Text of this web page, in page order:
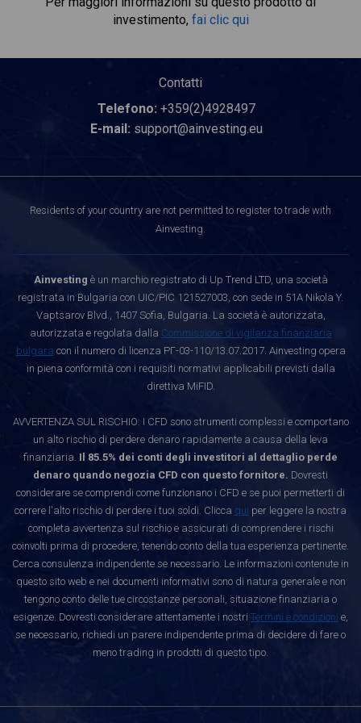
investimento, fai clic qui
Contatti
Telefono: +359(2)4928497
E-mail: support@ainvesting.eu
Residents of your country are not permitted to register to trade with
Ainvesting.
Ainvesting è un marchio registrato di Up Trend LTD, una società
registrata in Bulgaria con UIC/PIC 121527003, con sede in 51A Nikola Y.
Vaptsarov Blvd., 1407 Sofia, Bulgaria. La società è autorizzata,
autorizzata e regolata dalla Commissione di vigilanza finanziaria
bulgara con il numero di licenza РГ-03-110/13.07.2017. Ainvesting opera
in piena conformità con i requisiti normativi applicabili previsti dalla
direttiva MiFID.
AVVERTENZA SUL RISCHIO: I CFD sono strumenti complessi e comportano
un alto rischio di perdere denaro rapidamente a causa della leva
finanziaria. Il 85.5% dei conti degli investitori al dettaglio perde
denaro quando negozia CFD con questo fornitore. Dovresti
considerare se comprendi come funzionano i CFD e se puoi permetterti di
correre l'alto rischio di perdere i tuoi soldi. Clicca qui per leggere la nostra
completa avvertenza sul rischio e assicurati di comprendere i rischi
coinvolti prima di procedere, tenendo conto della tua esperienza pertinente.
Cerca consulenza indipendente se necessario. Le informazioni contenute in
questo sito web e nei documenti informativi sono di natura generale e non
tengono conto delle tue circostanze personali, situazione finanziaria o
esigenze. Dovresti considerare attentamente i nostri Termini e condizioni e,
se necessario, richiedi un parere indipendente prima di decidere di fare o
meno trading in prodotti di questo tipo.